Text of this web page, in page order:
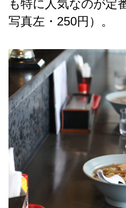
も特に人気なのが定
写真左・250円）。